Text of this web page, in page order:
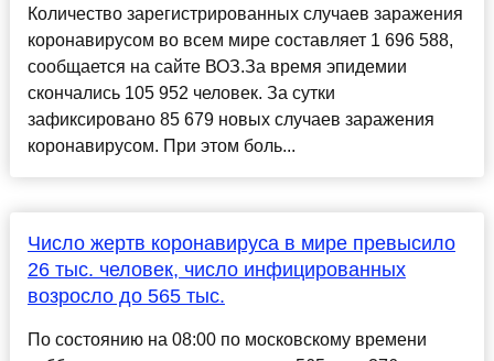
Количество зарегистрированных случаев заражения
коронавирусом во всем мире составляет 1 696 588,
сообщается на сайте ВОЗ.За время эпидемии
скончались 105 952 человек. За сутки
зафиксировано 85 679 новых случаев заражения
коронавирусом. При этом боль...
Число жертв коронавируса в мире превысило
26 тыс. человек, число инфицированных
возросло до 565 тыс.
По состоянию на 08:00 по московскому времени